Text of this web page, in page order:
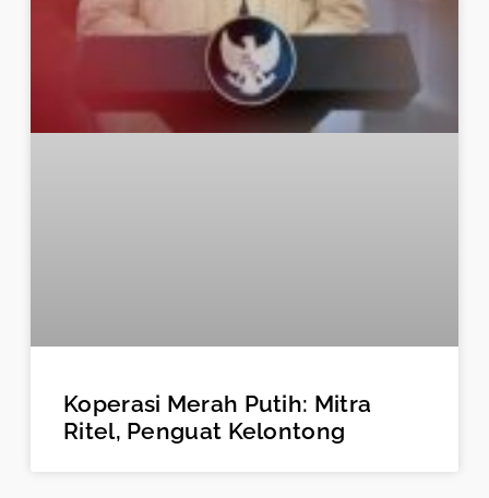
Koperasi Merah Putih: Mitra
Ritel, Penguat Kelontong